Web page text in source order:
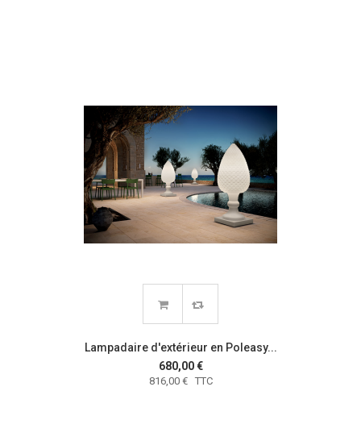
Lampadaire d'extérieur en Poleasy...
680,00 €
816,00 € TTC